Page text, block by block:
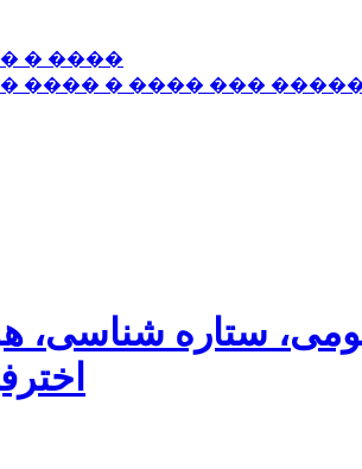
� ����
���� � ���� ���
ستاره شناسی،